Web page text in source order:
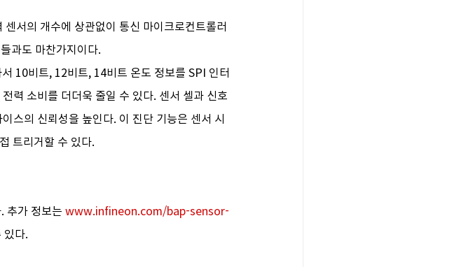
서의 개수에 상관없이 통신 마이크로컨트롤러
과도 마찬가지이다.
10비트, 12비트, 14비트 온도 정보를 SPI 인터
력 소비를 더더욱 줄일 수 있다. 센서 셀과 신호
스의 신뢰성을 높인다. 이 진단 기능은 센서 시
트리거할 수 있다.
추가 정보는 www.infineon.com/bap-sensor-
있다.